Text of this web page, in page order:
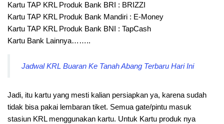
Kartu TAP KRL Produk Bank BRI : BRIZZI
Kartu TAP KRL Produk Bank Mandiri : E-Money
Kartu TAP KRL Produk Bank BNI : TapCash
Kartu Bank Lainnya……..
Jadwal KRL Buaran Ke Tanah Abang Terbaru Hari Ini
Jadi, itu kartu yang mesti kalian persiapkan ya, karena sudah
tidak bisa pakai lembaran tiket. Semua gate/pintu masuk
stasiun KRL menggunakan kartu. Untuk Kartu produk nya